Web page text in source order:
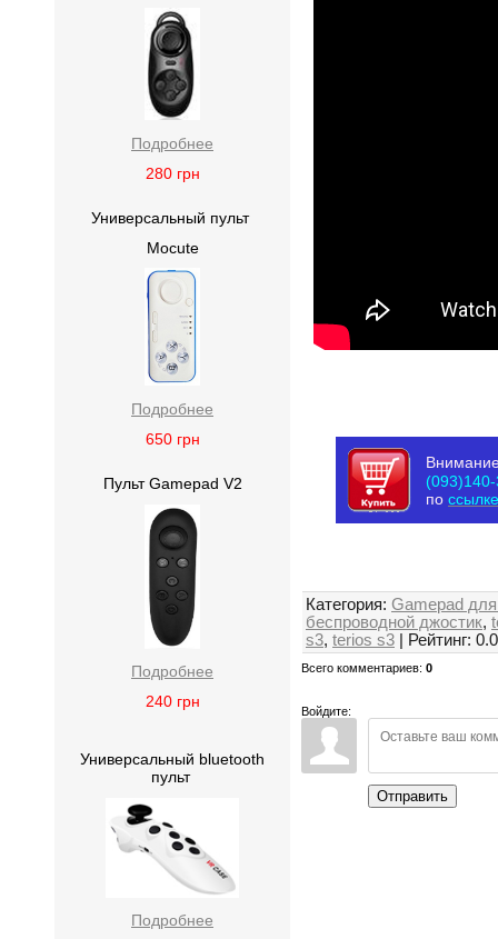
Подробнее
280 грн
Универсальный пульт
Mocute
Подробнее
650 грн
Пульт Gamepad V2
Подробнее
240 грн
Универсальный bluetooth
пульт
Подробнее
по ссылке
Категория: Gamepad
беспроводной джостик,
s3, terios s3 Рейтинг: 0.0
Всего комментариев: 0
Войдите:
Отправить